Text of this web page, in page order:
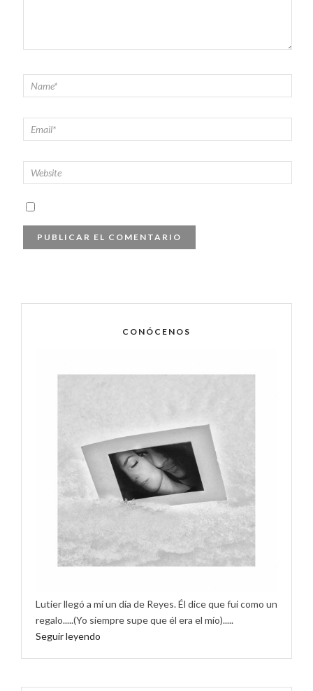
CONÓCENOS
Lutier llegó a mí un día de Reyes. Él dice que fui como un
regalo.....(Yo siempre supe que él era el mío).....
Seguir leyendo